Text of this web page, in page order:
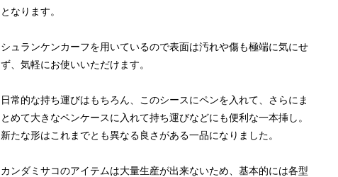
となります。
シュランケンカーフを用いているので表面は汚れや傷も極端に気にせ
ず、気軽にお使いいただけます。
日常的な持ち運びはもちろん、このシースにペンを入れて、さらにま
とめて大きなペンケースに入れて持ち運びなどにも便利な一本挿し。
新たな形はこれまでとも異なる良さがある一品になりました。
カンダミサコのアイテムは大量生産が出来ないため、基本的には各型